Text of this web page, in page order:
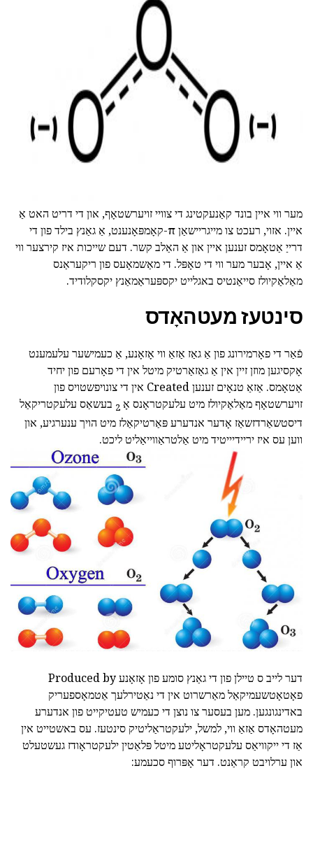
מער ווי איין בונד קאַנעקטינג די צוויי זויערשטאָף, און די דריט האט אַ
איין. אזוי, רעכט צו מייגריישאַן π-קאָמפּאָנענט, אַ גאַנץ בילד פון די
דרייַ אַטאָמס זענען איין און אַ האַלב קשר. דעם שייכות איז קירצער ווי
אַ איין, אָבער מער ווי די טאָפּל. די מאַשמאָעס פון ריקעראַנס
מאַלאַקיולז סייאַנטיס באגלייט יקספּעראַמאַנץ יקסקלודיד.
סינטעז מעטהאָדס
פֿאַר די פאָרמירונג פון אַ גאַז אַזאַ ווי אָזאָנע, אַ כעמישער עלעמענט
אָקסיגען מוזן זיין אין אַ גאַזאַרטיק מיטל אין די פאָרעם פון יחיד
אַטאָמס. אַזאַ טנאָים זענען Created אין די צונויפשטויס פון
זויערשטאָף מאַלאַקיולז מיט עלעקטראָנס אָ 2 בעשאַס עלעקטריקאַל
דיסטשאַרדזשאַז אָדער אנדערע פּאַרטיקאַלז מיט הויך ענערגיע, און
ווען עס איז יריידיייטיד מיט אַלטראַווייאַליט ליכט.
דער לייב ס טיילן פון די גאַנץ סומע פון אָזאָנע Produced by
פאָטאָטשעמיקאַל מאַרשרוט אין די נאַטירלעך אַטמאָספעריק
באדינגונגען. מען בעסער צו נוצן די כעמיש טעטיקייט פון אנדערע
מעטהאָדס אַזאַ ווי, למשל, ילעקטראַליטיק סינטעז. עס באשטייט אין
אַז די ייקוויאַס עלעקטראָליטע מיטל פּלאַטין ילעקטראָודז געשטעלט
און ערלויבט קראַנט. דער אָפּרוף סכעמע: